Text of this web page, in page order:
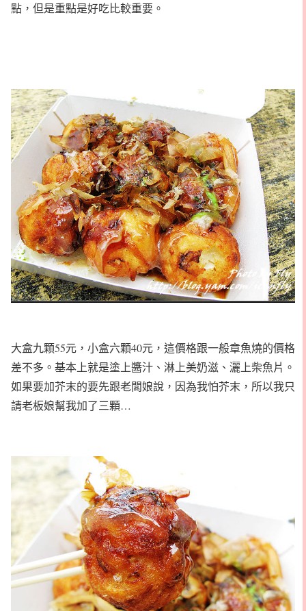
點，但是重點是好吃比較重要。
大盒九顆55元，小盒六顆40元，這價格跟一般章魚燒的價格
差不多。基本上就是塗上醬汁、淋上美奶滋、灑上柴魚片。
如果要加芥末的要先跟老闆娘說，因為我怕芥末，所以我只
請老板娘幫我加了三顆…